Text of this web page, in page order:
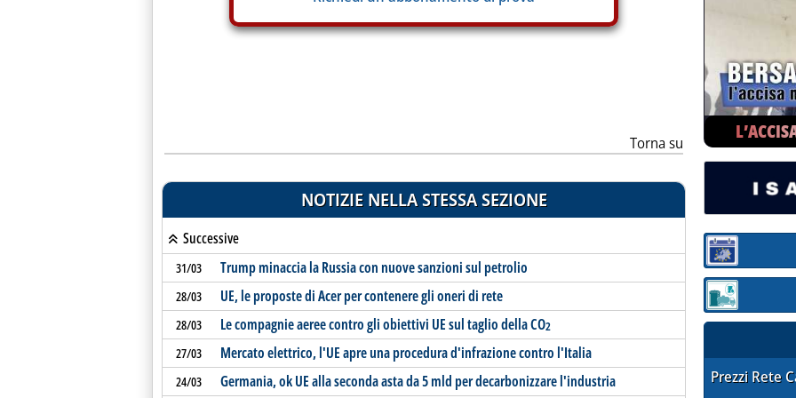
Torna su
NOTIZIE NELLA STESSA SEZIONE
Successive
31/03 Trump minaccia la Russia con nuove sanzioni sul petrolio
28/03 UE, le proposte di Acer per contenere gli oneri di rete
28/03 Le compagnie aeree contro gli obiettivi UE sul taglio della CO2
27/03 Mercato elettrico, l'UE apre una procedura d'infrazione contro l'Italia
24/03 Germania, ok UE alla seconda asta da 5 mld per decarbonizzare l'industria
Sezione:
Sezione:
Prezzi Rete